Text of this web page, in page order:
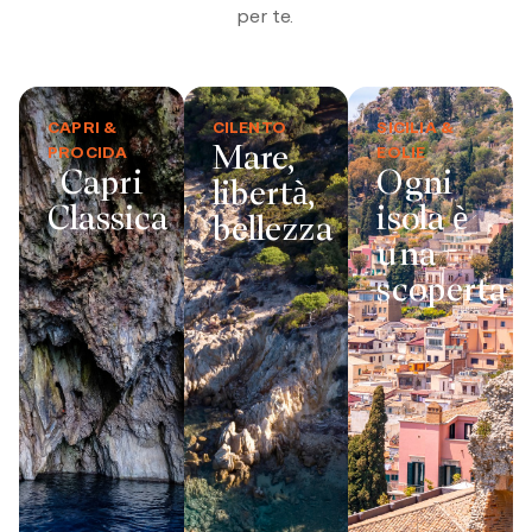
per te.
CAPRI &
PROCIDA
Capri
Classica
CILENTO
Mare,
libertà,
bellezza
SICILIA &
EOLIE
Ogni
isola è
una
scoperta